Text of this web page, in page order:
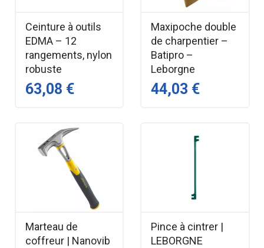
Ceinture à outils
EDMA – 12
rangements, nylon
robuste
63,08 €
Maxipoche double
de charpentier –
Batipro –
Leborgne
44,03 €
Marteau de
coffreur | Nanovib
Pince à cintrer |
LEBORGNE